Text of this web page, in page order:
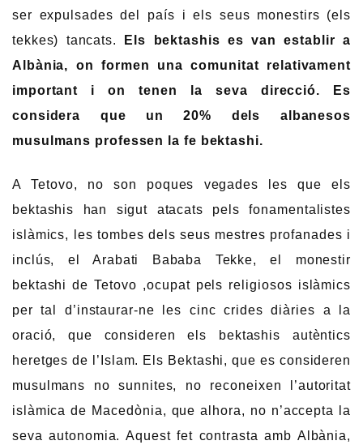
ser expulsades del país i els seus monestirs (els
tekkes) tancats.
Els bektashis es van establir a
Albània, on formen una comunitat relativament
important i on tenen la seva direcció. Es
considera que un 20% dels albanesos
musulmans professen la fe bektashi.
A Tetovo, no son poques vegades les que els
bektashis han sigut atacats pels fonamentalistes
islàmics, les tombes dels seus mestres profanades i
inclús, el Arabati Bababa Tekke, el monestir
bektashi de Tetovo ,ocupat pels religiosos islàmics
per tal d’instaurar-ne les cinc crides diàries a la
oració, que consideren els bektashis autèntics
heretges de l’Islam. Els Bektashi, que es consideren
musulmans no sunnites, no reconeixen l’autoritat
islàmica de Macedònia, que alhora, no n’accepta la
seva autonomia. Aquest fet contrasta amb Albània,